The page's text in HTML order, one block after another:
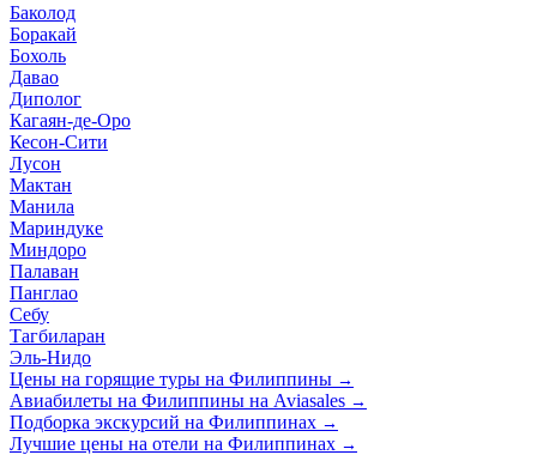
Баколод
Боракай
Бохоль
Давао
Диполог
Кагаян-де-Оро
Кесон-Сити
Лусон
Мактан
Манила
Мариндуке
Миндоро
Палаван
Панглао
Себу
Тагбиларан
Эль-Нидо
Цены на горящие туры на Филиппины →
Авиабилеты на Филиппины на Aviasales →
Подборка экскурсий на Филиппинах →
Лучшие цены на отели на Филиппинах →